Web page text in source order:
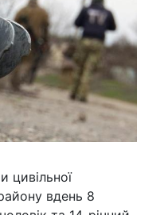
цивільної
вдень 8